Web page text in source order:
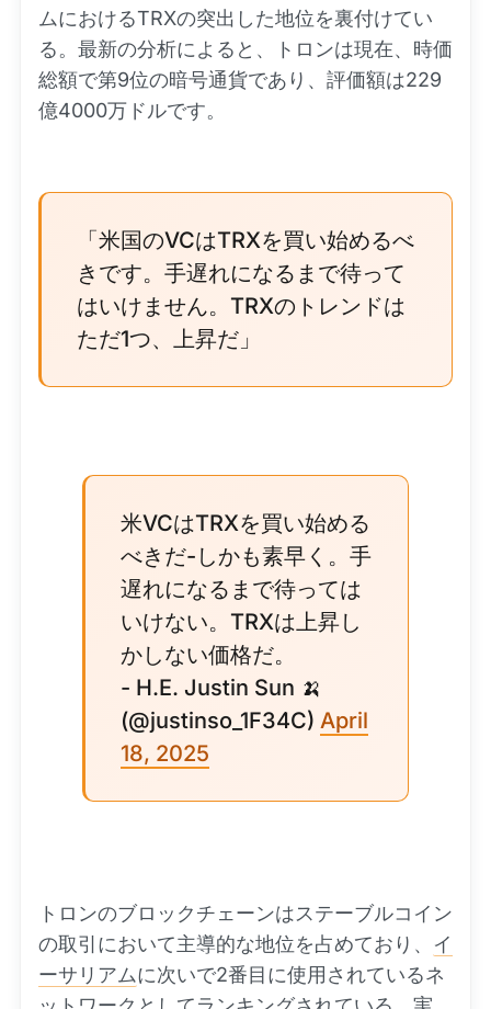
ムにおけるTRXの突出した地位を裏付けてい
る。最新の分析によると、トロンは現在、時価
総額で第9位の暗号通貨であり、評価額は229
億4000万ドルです。
「米国のVCはTRXを買い始めるべ
きです。手遅れになるまで待って
はいけません。TRXのトレンドは
ただ1つ、上昇だ」
米VCはTRXを買い始める
べきだ-しかも素早く。手
遅れになるまで待っては
いけない。TRXは上昇し
かしない価格だ。
- H.E. Justin Sun 🍌
(@justinso_1F34C) April
18, 2025
トロンのブロックチェーンはステーブルコイン
の取引において主導的な地位を占めており、 イ
ーサリアムに次いで2番目に使用されているネ